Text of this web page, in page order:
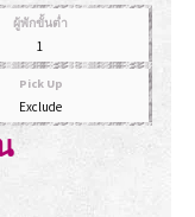
ผู้พักขั้นต่ำ
1
Pick Up
Exclude